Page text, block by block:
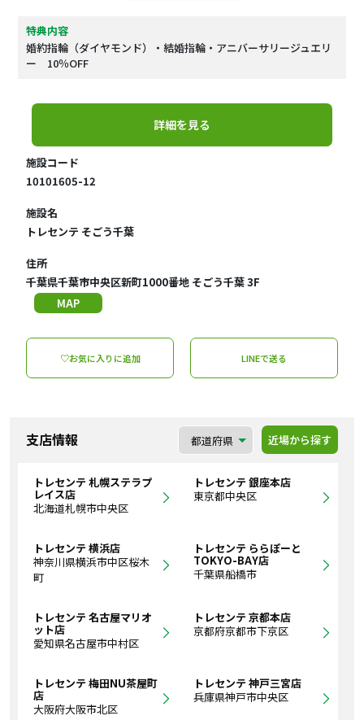
特典内容
婚約指輪（ダイヤモンド）・結婚指輪・アニバーサリージュエリ
ー 10％OFF
詳細を見る
施設コード
10101605-12
施設名
トレセンテ そごう千葉
住所
千葉県千葉市中央区新町1000番地 そごう千葉 3F
MAP
♡お気に入りに追加 LINEで送る
支店情報 近場から探す
トレセンテ 札幌ステラプ
レイス店
北海道札幌市中央区
トレセンテ 銀座本店
東京都中央区
トレセンテ 横浜店
神奈川県横浜市中区桜木
町
トレセンテ ららぽーと
TOKYO-BAY店
千葉県船橋市
トレセンテ 名古屋マリオ
ット店
愛知県名古屋市中村区
トレセンテ 京都本店
京都府京都市下京区
トレセンテ 梅田NU茶屋町
店
大阪府大阪市北区
トレセンテ 神戸三宮店
兵庫県神戸市中央区